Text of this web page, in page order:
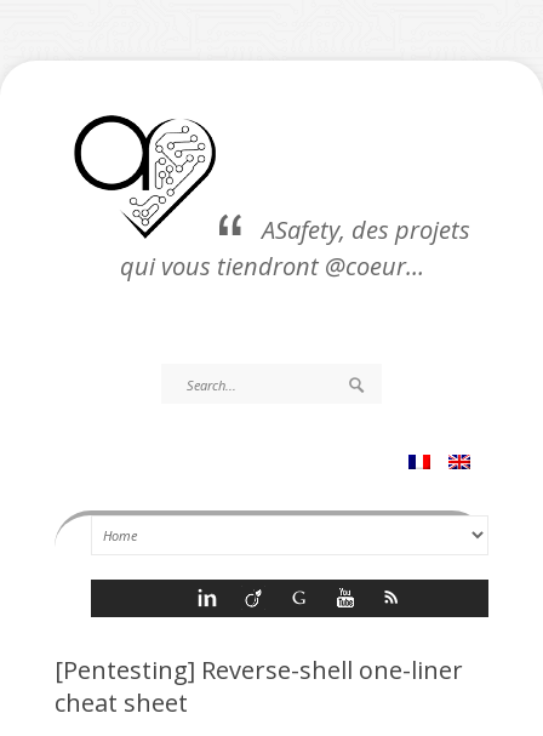
ASafety, des projets
qui vous tiendront @coeur…
[Pentesting] Reverse-shell one-liner
cheat sheet